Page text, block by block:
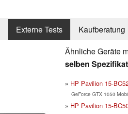
Externe Tests Kaufberatung
Ähnliche Geräte
selben
HP Pavilion 15-
GeForce GTX 1050
HP Pavilion 15-